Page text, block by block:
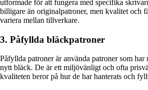
utformade för att fungera med specifika
billigare än originalpatroner, men kvalitet och
variera mellan tillverkare.
3. Påfyllda bläckpatroner
Påfyllda patroner är använda patroner som
nytt bläck. De är ett miljövänligt och ofta
kvaliteten beror på hur de har hanterats och